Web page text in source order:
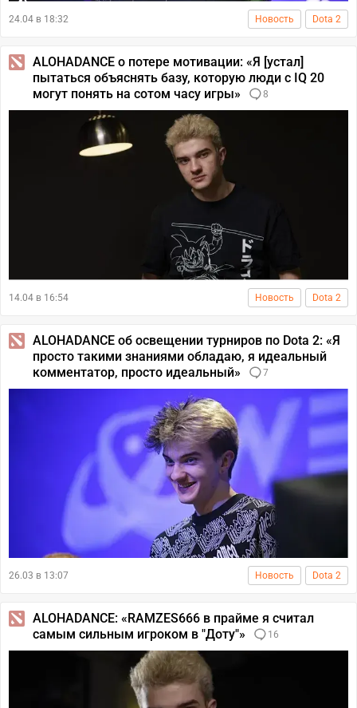
24.04 в 18:32 Новость Dota 2
ALOHADANCE о потере мотивации: «Я [устал]
пытаться объяснять базу, которую люди с IQ 20
могут понять на сотом часу игры»
8
14.04 в 16:54 Новость Dota 2
ALOHADANCE об освещении турниров по Dota 2: «Я
просто такими знаниями обладаю, я идеальный
комментатор, просто идеальный»
7
26.03 в 13:07 Новость Dota 2
ALOHADANCE: «RAMZES666 в прайме я считал
самым сильным игроком в "Доту"»
16